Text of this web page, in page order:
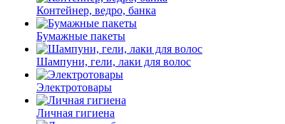
Контейнер, ведро, банка
Бумажные пакеты
Шампуни, гели, лаки для волос
Электротовары
Личная гигиена